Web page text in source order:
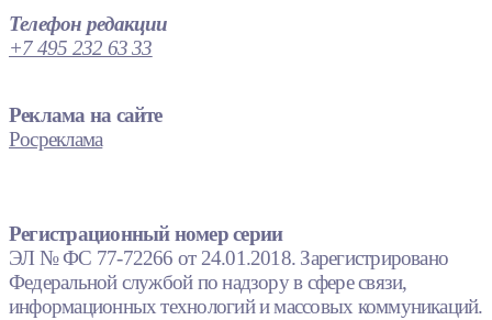
Телефон редакции
+7 495 232 63 33
Реклама на сайте
Росреклама
Регистрационный номер серии
ЭЛ № ФС 77-72266 от 24.01.2018. Зарегистрировано
Федеральной службой по надзору в сфере связи,
информационных технологий и массовых коммуникаций.